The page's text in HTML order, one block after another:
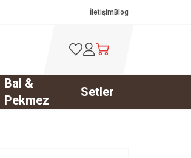
İletişim Blog
Favorilerim
Hesabım
Sepetim
Bal &
Pekmez
Setler